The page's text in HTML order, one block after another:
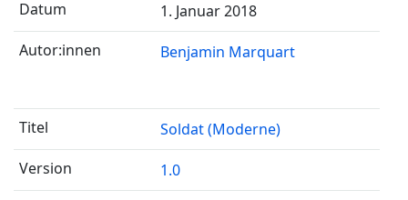
1. Januar 2018
Benjamin Marquart
Soldat (Moderne)
1.0